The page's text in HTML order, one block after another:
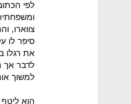
צווארו,
סיפר לו
את רגלו
לדבר אך
למשוך
הוא